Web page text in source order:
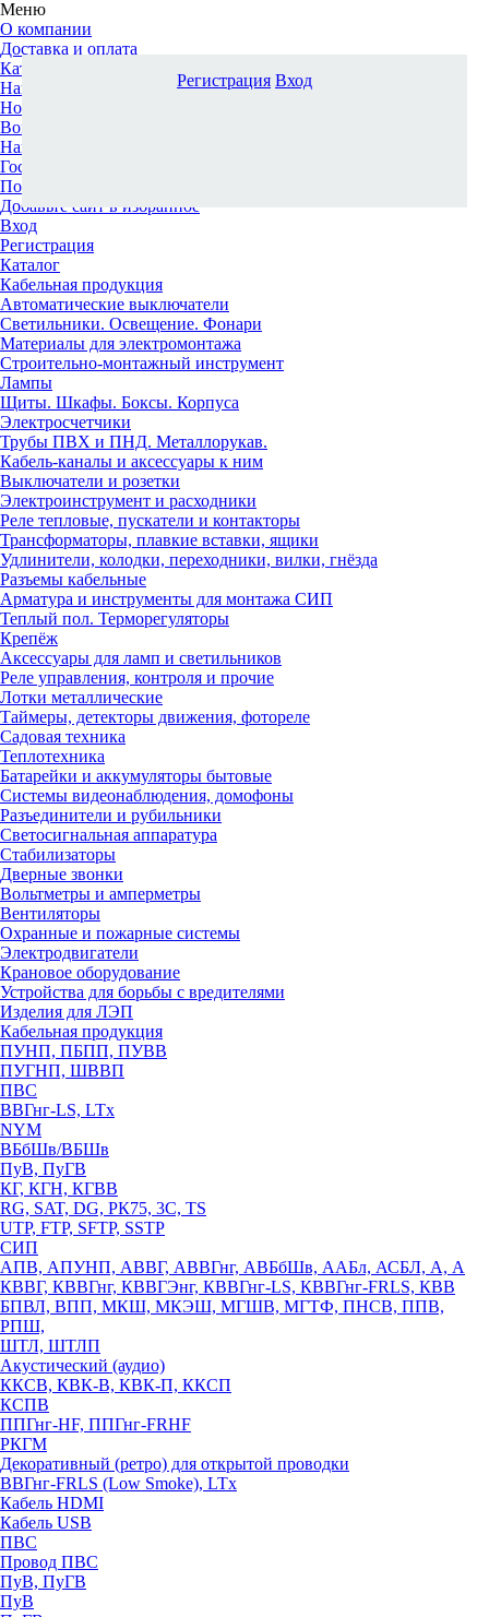
Меню
О компании
Доставка и оплата
Каталог
Наши офисы
Новости и новинки
Вопрос-ответ
Наша команда
Гос. заказчикам
Поставщикам
Добавьте сайт в избранное
Вход
Регистрация
Каталог
Кабельная продукция
Автоматические выключатели
Светильники. Освещение. Фонари
Материалы для электромонтажа
Строительно-монтажный инструмент
Лампы
Щиты. Шкафы. Боксы. Корпуса
Электросчетчики
Трубы ПВХ и ПНД. Металлорукав.
Кабель-каналы и аксессуары к ним
Выключатели и розетки
Электроинструмент и расходники
Реле тепловые, пускатели и контакторы
Трансформаторы, плавкие вставки, ящики
Удлинители, колодки, переходники, вилки, гнёзда
Разъемы кабельные
Арматура и инструменты для монтажа СИП
Теплый пол. Терморегуляторы
Крепёж
Аксессуары для ламп и светильников
Реле управления, контроля и прочие
Лотки металлические
Таймеры, детекторы движения, фотореле
Садовая техника
Теплотехника
Батарейки и аккумуляторы бытовые
Системы видеонаблюдения, домофоны
Разъединители и рубильники
Светосигнальная аппаратура
Стабилизаторы
Дверные звонки
Вольтметры и амперметры
Вентиляторы
Охранные и пожарные системы
Электродвигатели
Крановое оборудование
Устройства для борьбы с вредителями
Изделия для ЛЭП
Кабельная продукция
ПУНП, ПБПП, ПУВВ
ПУГНП, ШВВП
ПВС
ВВГнг-LS, LTx
NYM
ВБбШв/ВБШв
ПуВ, ПуГВ
КГ, КГН, КГВВ
RG, SAT, DG, РК75, 3С, TS
UTP, FTP, SFTP, SSTP
СИП
АПВ, АПУНП, АВВГ, АВВГнг, АВБбШв, ААБл, АСБЛ, А, А
КВВГ, КВВГнг, КВВГЭнг, КВВГнг-LS, КВВГнг-FRLS, КВВ
БПВЛ, ВПП, МКШ, МКЭШ, МГШВ, МГТФ, ПНСВ, ППВ,
РПШ,
ШТЛ, ШТЛП
Акустический (аудио)
ККСВ, КВК-В, КВК-П, ККСП
КСПВ
ППГнг-HF, ППГнг-FRHF
РКГМ
Декоративный (ретро) для открытой проводки
ВВГнг-FRLS (Low Smoke), LTx
Кабель HDMI
Кабель USB
ПВС
Провод ПВС
ПуВ, ПуГВ
ПуВ
Регистрация Вход